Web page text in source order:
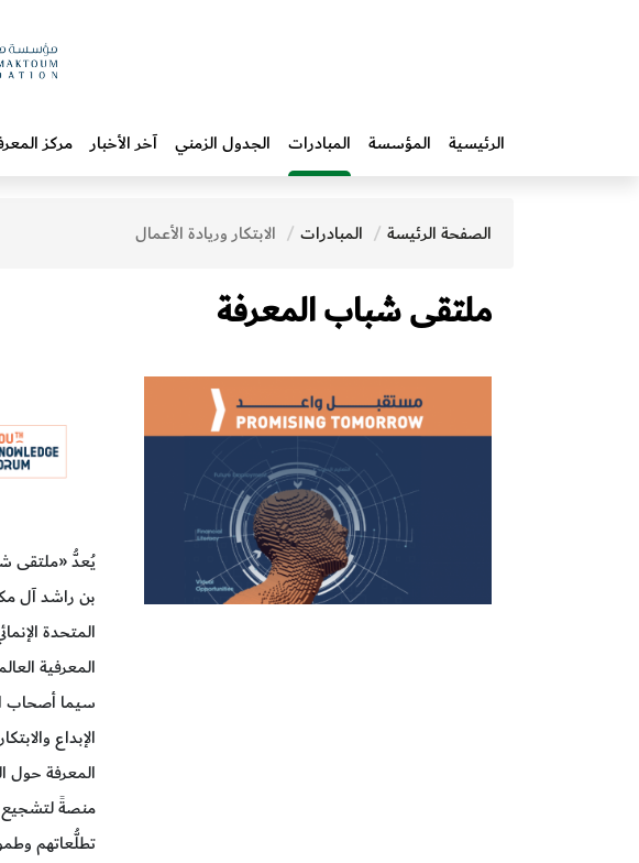
الرئيسية المؤسسة المبادرات‎ الجدول الزمني آخر الأخبار مركز
الصفحة الرئيسة المبادرات‎ الابتكار وريادة الأعمال
ملتقى شباب المعرفة
يُعدُّ «ملتقى
بن راشد آل
المتحدة
المعرفية
سيما أصحاب
الإبداع
المعرفة حول
منصةً لتشجيع
تطلُّعاتهم